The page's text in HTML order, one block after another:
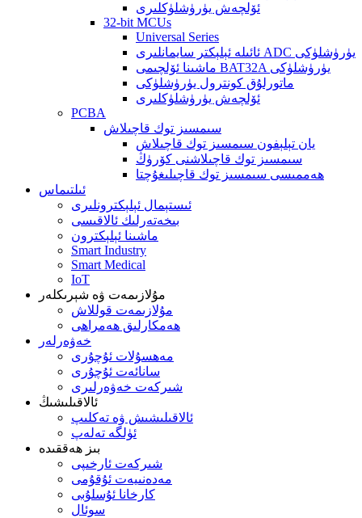
ئۆلچەش يۈرۈشلۈكلىرى
32-bit MCUs
Universal Series
ئائىلە ئېلېكتر سايمانلىرى ADC يۈرۈشلۈكى
ماشىنا ئۆلچىمى BAT32A يۈرۈشلۈكى
ماتورلۇق كونترول يۈرۈشلۈكى
ئۆلچەش يۈرۈشلۈكلىرى
PCBA
سىمسىز توك قاچىلاش
يان تېلېفون سىمسىز توك قاچىلاش
سىمسىز توك قاچىلاشنى كۆرۈڭ
ھەممىسى سىمسىز توك قاچىلىغۇچتا
ئىلتىماس
ئىستېمال ئېلېكترونلىرى
بىخەتەرلىك ئالاقىسى
ماشىنا ئېلېكترون
Smart Industry
Smart Medical
IoT
مۇلازىمەت ۋە شېرىكلەر
مۇلازىمەت قوللاش
ھەمكارلىق ھەمراھى
خەۋەرلەر
مەھسۇلات ئۇچۇرى
سانائەت ئۇچۇرى
شىركەت خەۋەرلىرى
ئالاقىلىشىڭ
ئالاقىلىشىش ۋە تەكلىپ
ئۈلگە تەلەپ
بىز ھەققىدە
شىركەت ئارخىپى
مەدەنىيەت ئۇقۇمى
كارخانا ئۇسلۇبى
سوئال